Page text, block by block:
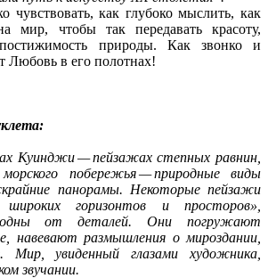
чувствовать, как глубоко мыслить, как
мир, чтобы так передавать красоту,
природы. Как звонко и
Любовь в его полотнах!
Куинджи — пейзажах степных равнин,
побережья — природные виды
панорамы. Некоторые пейзажи
горизонтов и просторов»,
от деталей. Они погружают
навевают размышления о мироздании,
Мир, увиденный глазами художника,
звучании.